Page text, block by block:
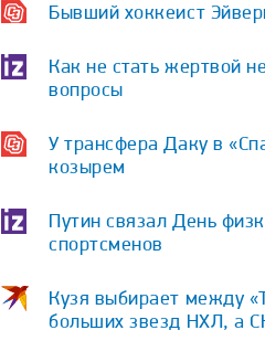
Бывший хоккеист
Как не стать жертвой
вопросы
У трансфера Даку в
козырем
Путин связал День
спортсменов
Кузя выбирает между
больших звезд НХЛ, а